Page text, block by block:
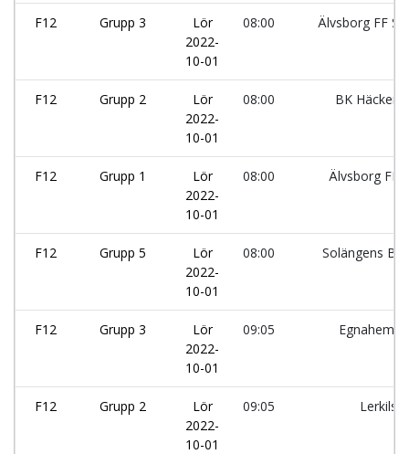
F12 Grupp 3
Lör
2022-
10-01
08:00 Älvsborg FF
F12 Grupp 2
Lör
2022-
10-01
08:00 BK
F12 Grupp 1
Lör
2022-
10-01
08:00 Älvsborg FF
F12 Grupp 5
Lör
2022-
10-01
08:00 Solängens
F12 Grupp 3
Lör
2022-
10-01
09:05 Egnahems
F12 Grupp 2
Lör
2022-
10-01
09:05 Lerkils